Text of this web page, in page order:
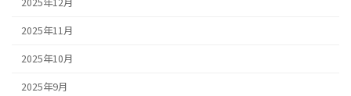
2025年11月
2025年10月
2025年9月